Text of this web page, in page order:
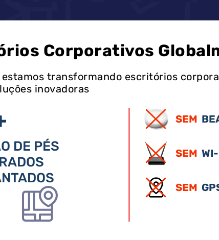
Corporativos
transformando escritórios
inovadoras
DE PÉS
SEM
SEM
SEM